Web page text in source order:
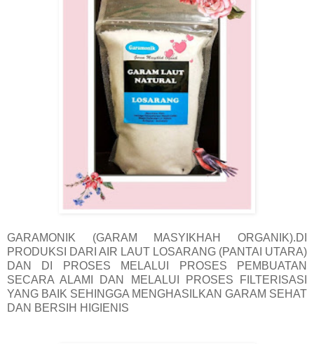
GARAMONIK (GARAM MASYIKHAH ORGANIK).DI
PRODUKSI DARI AIR LAUT LOSARANG (PANTAI UTARA)
DAN DI PROSES MELALUI PROSES PEMBUATAN
SECARA ALAMI DAN MELALUI PROSES FILTERISASI
YANG BAIK SEHINGGA MENGHASILKAN GARAM SEHAT
DAN BERSIH HIGIENIS